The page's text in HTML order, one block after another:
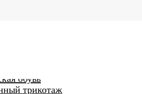
обувь
трикотаж